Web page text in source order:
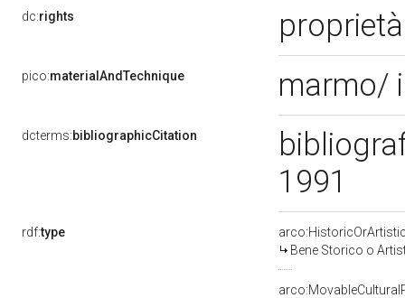
dc:rights
pico:materialAndTechnique marmo/
dcterms:bibliographicCitation
1991
rdf:type
Bene Storico o